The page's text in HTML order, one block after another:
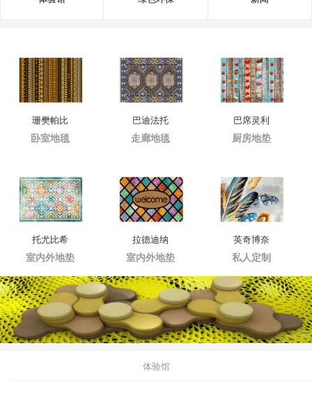
珊樊帕比
卧室地毯
巴迪法托
走廊地毯
巴席灵利
厨房地垫
托尤比希
室内外地垫
拉德迪纳
室内外地垫
英奇博奈
私人定制
体验馆